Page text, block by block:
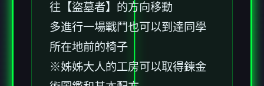
往【盜墓者】的方向移動
多進行一場戰鬥也可以到達同學
所在地前的椅子
※姊姊大人的工房可以取得鍊金